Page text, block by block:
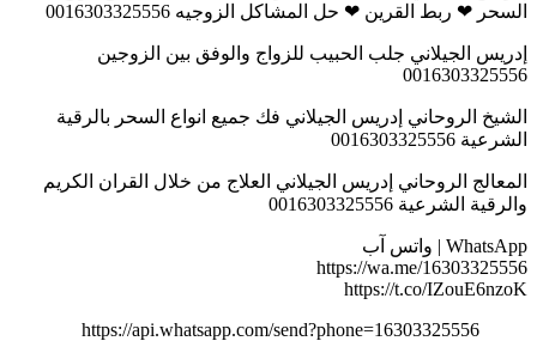
السحر ❤ ربط القرين ❤ حل المشاكل الزوجيه 0016303325556
إدريس الجيلاني جلب الحبيب للزواج والوفق بين الزوجين
0016303325556
الشيخ الروحاني إدريس الجيلاني فك جميع انواع السحر بالرقية
الشرعية 0016303325556
المعالج الروحاني إدريس الجيلاني العلاج من خلال القران الكريم
والرقية الشرعية 0016303325556
WhatsApp | واتس آب
https://wa.me/16303325556
https://t.co/IZouE6nzoK
https://api.whatsapp.com/send?phone=16303325556